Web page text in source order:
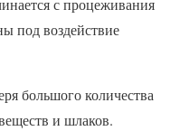
с процеживания
под воздействие
большого количества
и шлаков.